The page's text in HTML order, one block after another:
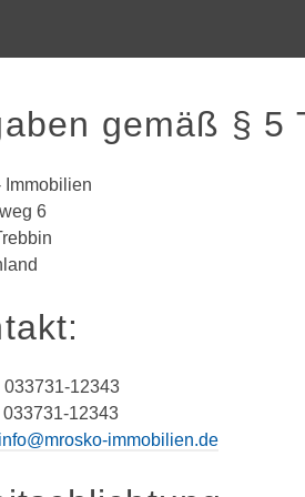
gemäß § 5
Immobilien
6
033731-12343
033731-12343
info@mrosko-immobilien.de